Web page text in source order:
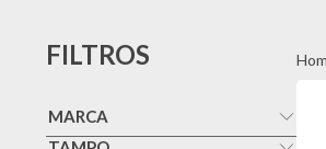
FILTROS
MARCA